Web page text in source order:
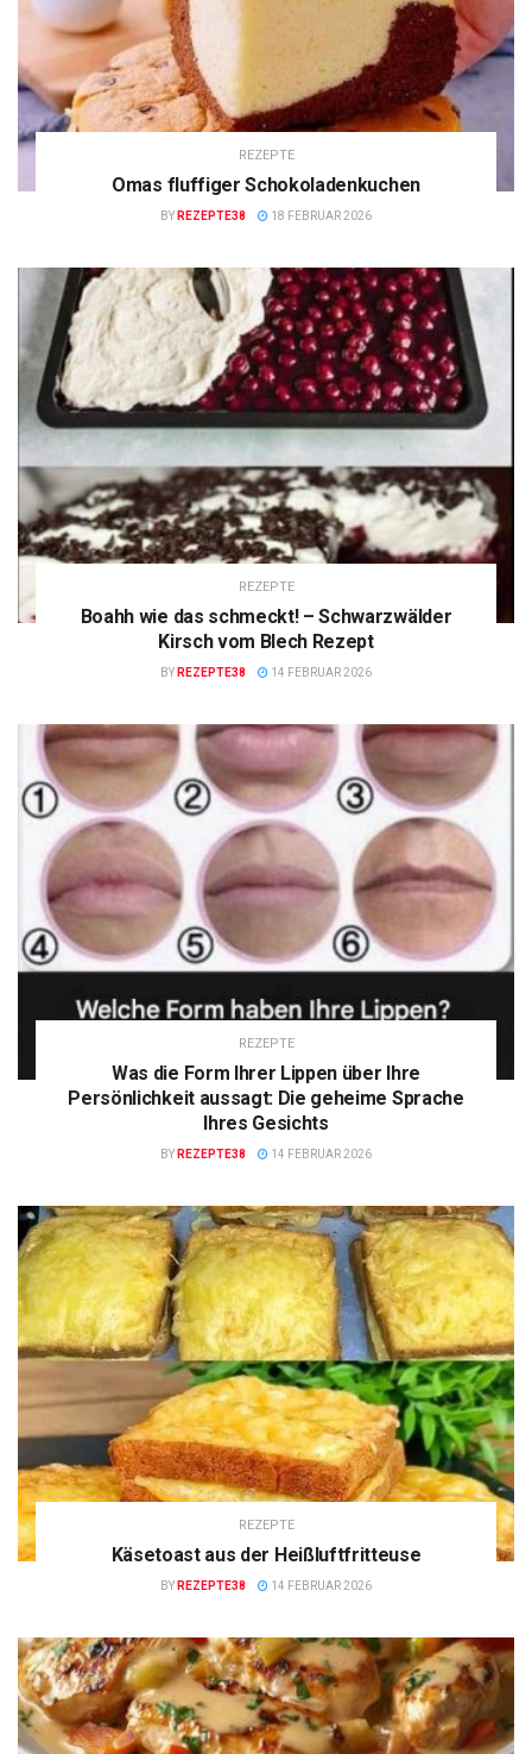
REZEPTE
Omas fluffiger Schokoladenkuchen
BY REZEPTE38 18 FEBRUAR 2026
REZEPTE
Boahh wie das schmeckt! – Schwarzwälder
Kirsch vom Blech Rezept
BY REZEPTE38 14 FEBRUAR 2026
REZEPTE
Was die Form Ihrer Lippen über Ihre
Persönlichkeit aussagt: Die geheime Sprache
Ihres Gesichts
BY REZEPTE38 14 FEBRUAR 2026
REZEPTE
Käsetoast aus der Heißluftfritteuse
BY REZEPTE38 14 FEBRUAR 2026